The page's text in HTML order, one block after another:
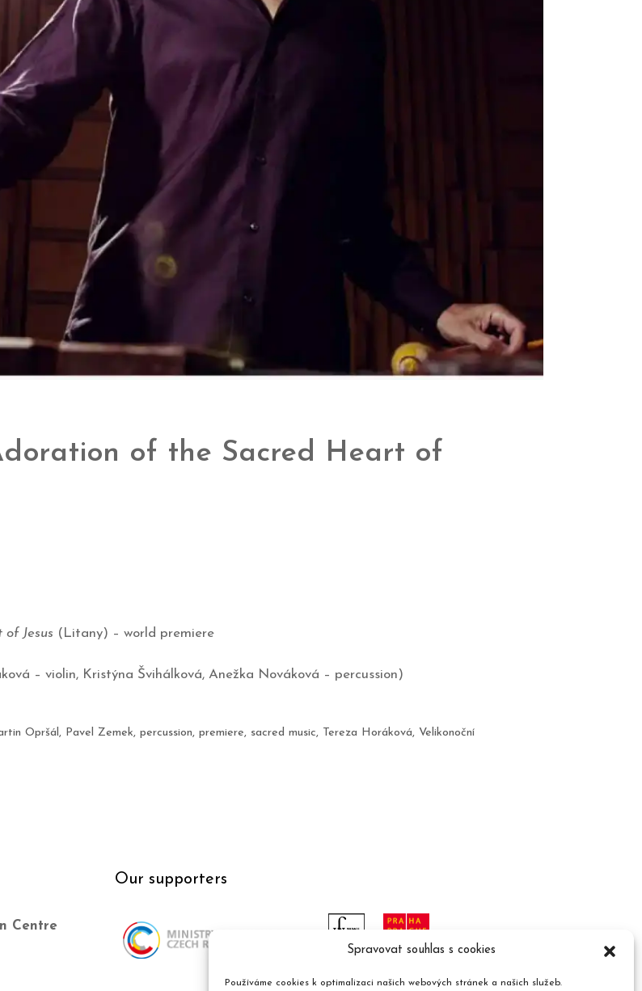
Spravovat souhlas s cookies
Používáme cookies k optimalizaci našich webových stránek a našich služeb.
of the Sacred Heart of
Jesus (Litany) – world premiere
– violin, Kristýna Švihálková, Anežka Nováková – percussion)
Opršál, Pavel Zemek, percussion, premiere, sacred music, Tereza Horáková, Velikonoční
Centre
Our supporters